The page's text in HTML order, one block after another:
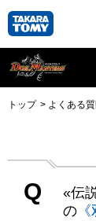
トップ よくある
Q
«伝
の